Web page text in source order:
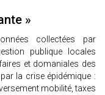
»
collectées par
publique locales
et domaniales des
la crise épidémique :
mobilité, taxes